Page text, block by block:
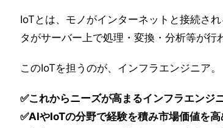
IoTとは、モノがインターネットと接続さ
タがサーバー上で処理・変換・分析等が行
このIoTを担うのが、インフラエンジニア。
✅これからニーズが高まるインフラエンジ
✅AIやIoTの分野で経験を積み市場価値を